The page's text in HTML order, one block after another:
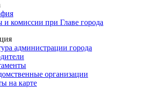
и комиссии при Главе города
администрации города
организации
на карте